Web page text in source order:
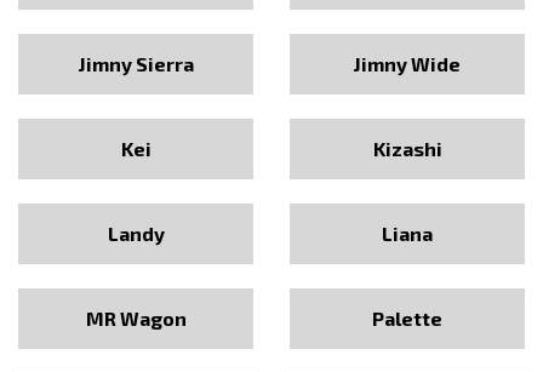
Jimny Sierra Jimny Wide
Kei Kizashi
Landy Liana
MR Wagon Palette